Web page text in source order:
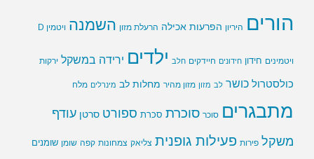
הורים היריון הפרעות אכילה הרעלת מזון השמנה ויטמין D
ויטמינים חידון חידונים חיידקים חלב ילדים ירידה במשקל ירקות
כולסטרול כושר לב מזון מזון מהיר מחלות לב מינרלים מלח
מתבגרים סוכר סוכרת סכרת ספורט סרטן עודף
משקל פירות פעילות גופנית צליאק צמחונות קפה שומן שומנים